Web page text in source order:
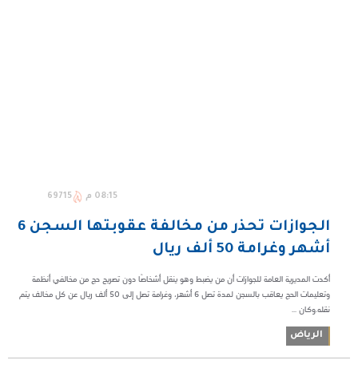
08:15 م 69715
الجوازات تحذر من مخالفة عقوبتها السجن 6
أشهر وغرامة 50 ألف ريال
أكدت المديرية العامة للجوازات أن من يضبط وهو ينقل أشخاصًا دون تصريح حج من مخالفي أنظمة
وتعليمات الحج يعاقب بالسجن لمدة تصل 6 أشهر، وغرامة تصل إلى 50 ألف ريال عن كل مخالف يتم
نقله.وكان ...
الرياض